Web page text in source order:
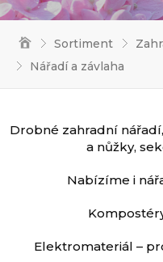
Sortiment
Nářadí a závlaha
Drobné zahradní
a nůžky,
Nabízíme i
Elektromateriál –